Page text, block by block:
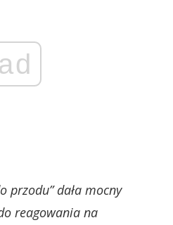
ad
przodu” dała mocny
reagowania na